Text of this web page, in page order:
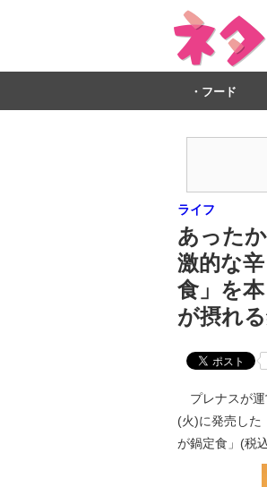
フード
ライフ
あった
激的な
食」を
が摂れ
プレナスが運
(火)に発売した
が鍋定食」(税